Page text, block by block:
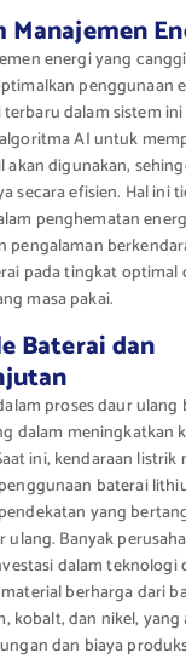
Manajemen
energi yang
penggunaan
dalam sistem
AI untuk
akan digunakan,
secara efisien. Hal ini
penghematan
pengalaman
pada tingkat optimal
masa pakai.
Baterai dan
proses daur ulang
dalam meningkatkan
ini, kendaraan listrik
baterai
yang
ulang. Banyak
dalam teknologi
berharga dari
kobalt, dan nikel,
dan biaya